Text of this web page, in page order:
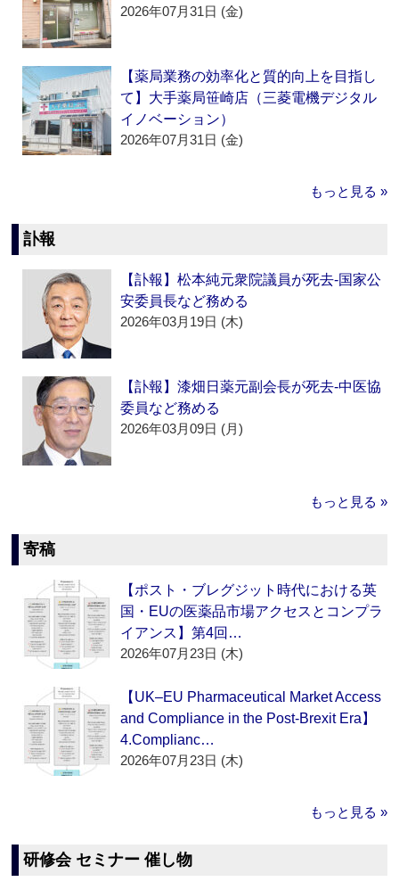
2026年07月31日 (金)
【薬局業務の効率化と質的向上を目指し
て】大手薬局笹崎店（三菱電機デジタル
イノベーション）
2026年07月31日 (金)
もっと見る »
訃報
【訃報】松本純元衆院議員が死去‐国家公
安委員長など務める
2026年03月19日 (木)
【訃報】漆畑日薬元副会長が死去‐中医協
委員など務める
2026年03月09日 (月)
もっと見る »
寄稿
【ポスト・ブレグジット時代における英
国・EUの医薬品市場アクセスとコンプラ
イアンス】第4回…
2026年07月23日 (木)
【UK–EU Pharmaceutical Market Access
and Compliance in the Post-Brexit Era】
4.Complianc…
2026年07月23日 (木)
もっと見る »
研修会 セミナー 催し物